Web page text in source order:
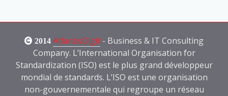
2014 AtlantisDigit - Business & IT Consulting
Company. L’International Organisation for
Standardization (ISO) est le plus grand développeur
mondial de standards. L’ISO est une organisation
non-gouvernementale qui regroupe un réseau